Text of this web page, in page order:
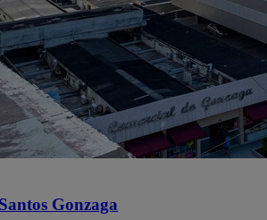
Gonzaga